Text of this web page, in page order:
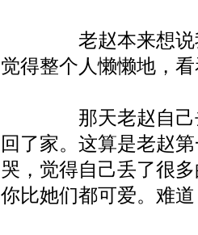
老赵本来想说我将
觉得整个人懒懒地，
那天老赵自己去了
回了家。这算是老赵
哭，觉得自己丢了很
你比她们都可爱。难